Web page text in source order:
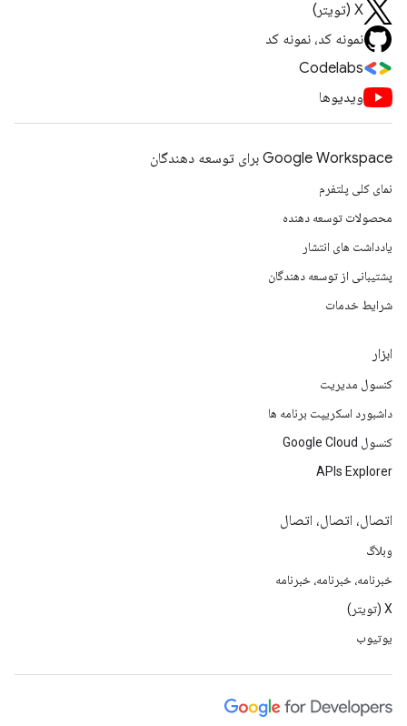
X (تویتر)
نمونه کد، نمونه کد
Codelabs
ویدیوها
Google Workspace برای توسعه دهندگان
نمای کلی پلتفرم
محصولات توسعه دهنده
یادداشت های انتشار
پشتیبانی از توسعه دهندگان
شرایط خدمات
ابزار
کنسول مدیریت
داشبورد اسکریپت برنامه ها
کنسول Google Cloud
APIs Explorer
اتصال، اتصال، اتصال
وبلاگ
خبرنامه، خبرنامه، خبرنامه
X (تویتر)
یوتیوب